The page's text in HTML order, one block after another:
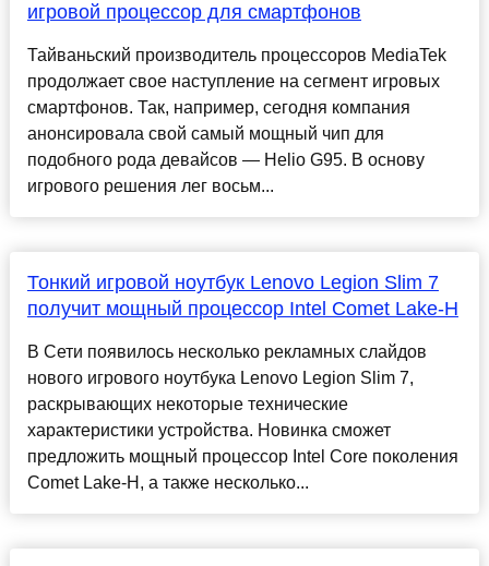
игровой процессор для смартфонов
Тайваньский производитель процессоров MediaTek
продолжает свое наступление на сегмент игровых
смартфонов. Так, например, сегодня компания
анонсировала свой самый мощный чип для
подобного рода девайсов — Helio G95. В основу
игрового решения лег восьм...
Тонкий игровой ноутбук Lenovo Legion Slim 7
получит мощный процессор Intel Comet Lake-H
В Сети появилось несколько рекламных слайдов
нового игрового ноутбука Lenovo Legion Slim 7,
раскрывающих некоторые технические
характеристики устройства. Новинка сможет
предложить мощный процессор Intel Core поколения
Comet Lake-H, а также несколько...